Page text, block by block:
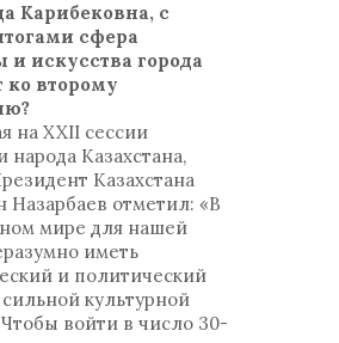
Карибековна, с
сфера
и искусства города
ко второму
на XXII сессии
народа Казахстана,
Казахстана
Назарбаев отметил: «В
мире для нашей
иметь
и политический
культурной
войти в число 30-